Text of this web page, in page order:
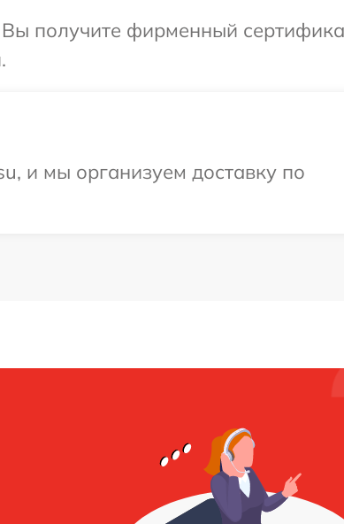
получите фирменный
и мы организуем доставку по